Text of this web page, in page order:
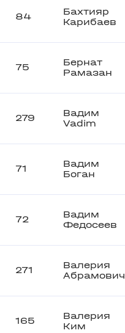
84
Бахтияр
Карибаев
75
Бернат
Рамазан
279
Вадим
Vadim
71
Вадим
Боган
72
Вадим
Федосеев
271
Валерия
Абрамович
165
Валерия
Ким